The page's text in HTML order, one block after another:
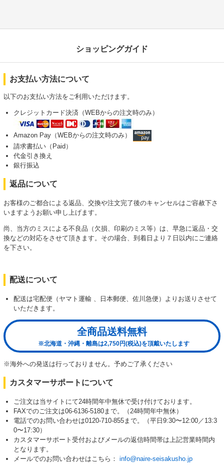
ショッピングガイド
お支払い方法について
以下のお支払い方法をご利用いただけます。
クレジットカード決済（WEBからの注文時のみ）
Amazon Pay（WEBからの注文時のみ）
請求書払い（Paid）
代金引き換え
銀行振込
返品について
お客様のご都合による返品、交換や注文完了後のキャンセルはご容赦下さ
いますようお願い申し上げます。
尚、当方のミスによる不良品（欠損、印刷のミス等）は、早急に返品・交
換などの対応をさせて頂きます。その場合、到着日より７日以内にご連絡
を下さい。
配送について
配送は宅配便（ヤマト運輸 、日本郵便、佐川急便）よりお送りさせて
いただきます。
全商品送料無料
※北海道・沖縄・離島は2,750円(税込)を頂戴いたします
※海外への発送は行っておりません。予めご了承ください
カスタマーサポートについて
ご注文は当サイトにて24時間年中無休で受け付けております。
FAXでのご注文は06-6136-5180まで。（24時間年中無休）
電話でのお問い合わせは0120-710-855まで。（平日9:30〜12:00／13:3
0〜17:30）
カスタマーサポート受付およびメールの返信時間帯は上記営業時間内
となります。
メールでのお問い合わせはこちら： info@naire-seisakusho.jp